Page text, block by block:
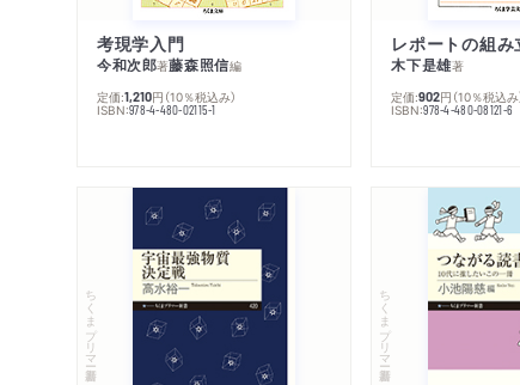
考現学入門
今和次郎著藤森照信編
定価:1,210円 （10％税込み）
ISBN:978-4-480-02115-1
レポートの組み
木下是雄著
定価:902円 （10％税込み
ISBN:978-4-480-08121-6
ちくまプリマー新書 ちくまプリマー新書